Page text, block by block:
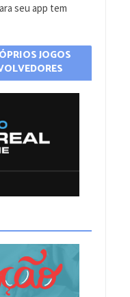
seu app tem
JOGOS